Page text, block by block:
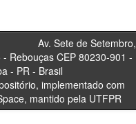
Sete de Setembro,
- Rebouças CEP 80230-901 -
- PR - Brasil
implementado com
mantido pela UTFPR